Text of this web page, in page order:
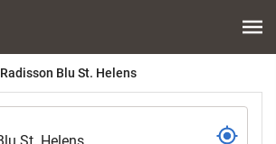
Radisson Blu St. Helens